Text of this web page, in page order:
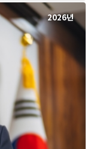
2026년